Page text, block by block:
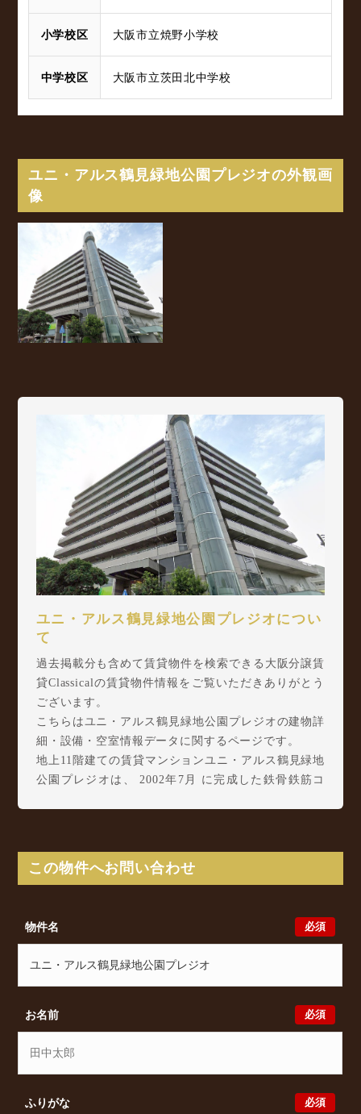
小学校区 大阪市立焼野小学校
中学校区 大阪市立茨田北中学校
ユニ・アルス鶴見緑地公園プレジオの外観画
像
ユニ・アルス鶴見緑地公園プレジオについ
て
過去掲載分も含めて賃貸物件を検索できる大阪分譲賃
貸Classicalの賃貸物件情報をご覧いただきありがとう
ございます。
こちらはユニ・アルス鶴見緑地公園プレジオの建物詳
細・設備・空室情報データに関するページです。
地上11階建ての賃貸マンションユニ・アルス鶴見緑地
公園プレジオは、 2002年7月 に完成した鉄骨鉄筋コ
徒歩5分/ Osaka Metro 長堀鶴見緑地線 門真南駅 徒
歩13分/ Osaka Metro 長堀鶴見緑地線 門真南駅 徒歩
ユニ・アルス鶴見緑地公園プレジオの最新の空室状況
のご確認をはじめ、浜2丁目5-15周辺エリアで賃貸物
Classicalまでお気軽にお問い合わせください。大阪分
及びオンライン相談も受け付けております。また、希
望の条件をいただきましたら、プロの目線からおすす
めの賃貸物件をご提案いたします。
この物件へお問い合わせ
必須
物件名
必須
お名前
必須
ふりがな